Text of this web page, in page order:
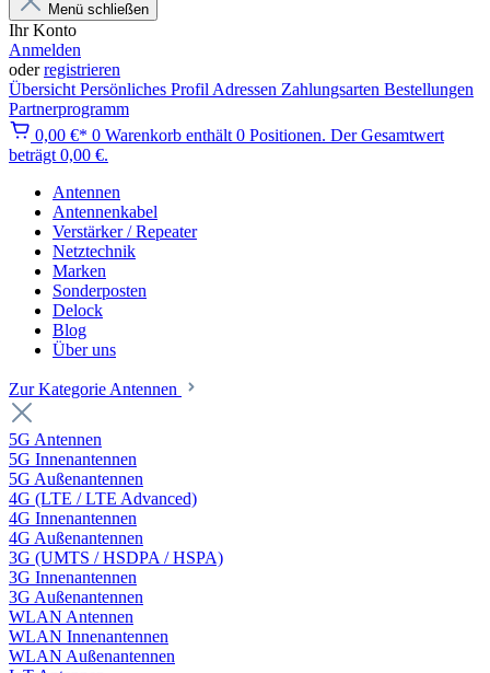
Menü schließen
Ihr Konto
Anmelden
oderregistrieren
Übersicht Persönliches Profil Adressen Zahlungsarten Bestellungen
Partnerprogramm
0,00 €* 0 Warenkorb enthält 0 Positionen. Der Gesamtwert
beträgt 0,00 €.
Antennen
Antennenkabel
Verstärker / Repeater
Netztechnik
Marken
Sonderposten
Delock
Blog
Über uns
Zur Kategorie Antennen
5G Antennen
5G Innenantennen
5G Außenantennen
4G (LTE / LTE Advanced)
4G Innenantennen
4G Außenantennen
3G (UMTS / HSDPA / HSPA)
3G Innenantennen
3G Außenantennen
WLAN Antennen
WLAN Innenantennen
WLAN Außenantennen